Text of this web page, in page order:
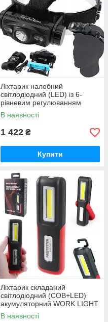
Ліхтарик налобний
світлодіодний (LED) із 6-
рівневим регулюванням
PRO-HL1000S PROTESTER
В наявності
1 422 ₴
Купити
Ліхтарик складаний
світлодіодний (COB+LED)
акумуляторний WORK LIGHT
PROTESTER PRO-FL0315S
В наявності